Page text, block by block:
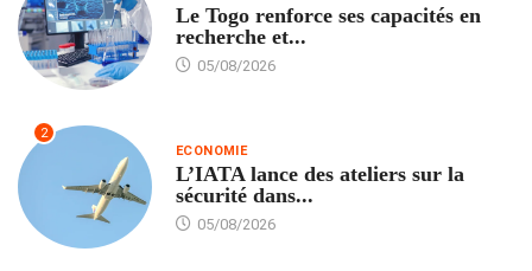
Le Togo renforce ses capacités en
recherche et...
05/08/2026
2
ECONOMIE
L’IATA lance des ateliers sur la
sécurité dans...
05/08/2026